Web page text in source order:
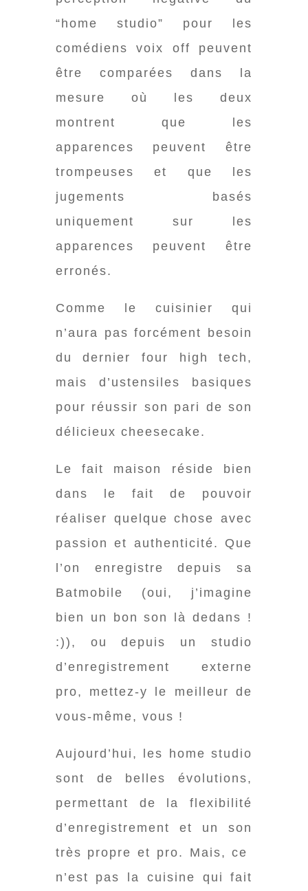
“home studio” pour les
comédiens voix off peuvent
être comparées dans la
mesure où les deux
montrent que les
apparences peuvent être
trompeuses et que les
jugements basés
uniquement sur les
apparences peuvent être
erronés.
Comme le cuisinier qui
n’aura pas forcément besoin
du dernier four high tech,
mais d’ustensiles basiques
pour réussir son pari de son
délicieux cheesecake.
Le fait maison réside bien
dans le fait de pouvoir
réaliser quelque chose avec
passion et authenticité. Que
l’on enregistre depuis sa
Batmobile (oui, j’imagine
bien un bon son là dedans !
:)), ou depuis un studio
d’enregistrement externe
pro, mettez-y le meilleur de
vous-même, vous !
Aujourd’hui, les home studio
sont de belles évolutions,
permettant de la flexibilité
d’enregistrement et un son
très propre et pro. Mais, ce
n’est pas la cuisine qui fait